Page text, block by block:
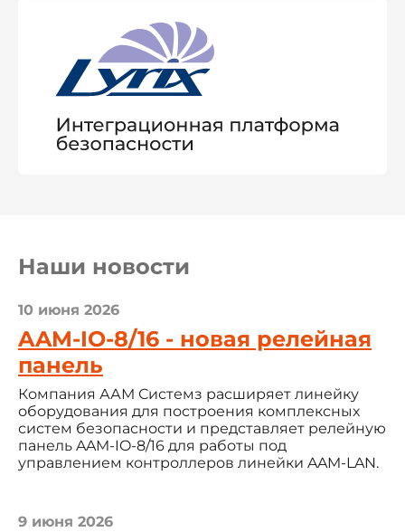
Наши новости
10 июня 2026
AAM-IO-8/16 - новая релейная
панель
Компания ААМ Системз расширяет линейку
оборудования для построения комплексных
систем безопасности и представляет релейную
панель AAM-IO-8/16 для работы под
управлением контроллеров линейки AAM-LAN.
9 июня 2026